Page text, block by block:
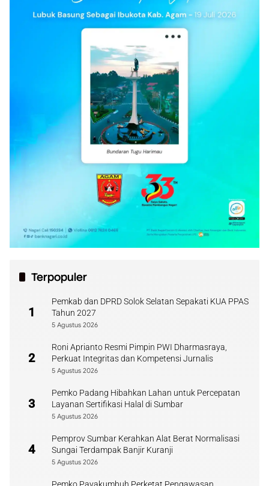
Terpopuler
1
Pemkab dan DPRD Solok Selatan Sepakati KUA PPAS
Tahun 2027
5 Agustus 2026
2
Roni Aprianto Resmi Pimpin PWI Dharmasraya,
Perkuat Integritas dan Kompetensi Jurnalis
5 Agustus 2026
3
Pemko Padang Hibahkan Lahan untuk Percepatan
Layanan Sertifikasi Halal di Sumbar
5 Agustus 2026
4
Pemprov Sumbar Kerahkan Alat Berat Normalisasi
Sungai Terdampak Banjir Kuranji
5 Agustus 2026